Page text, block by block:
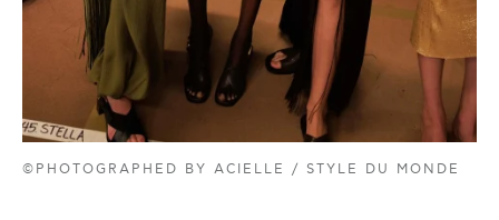
©PHOTOGRAPHED BY ACIELLE / STYLE DU MONDE